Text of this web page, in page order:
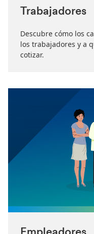
Trabajadores
Descubre cómo los
los trabajadores y a
cotizar.